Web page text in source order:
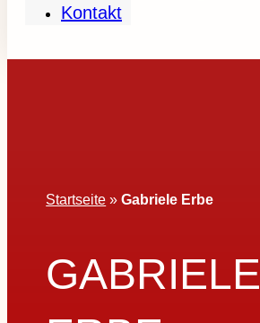
Kontakt
Startseite »Gabriele Erbe
GABRIELE